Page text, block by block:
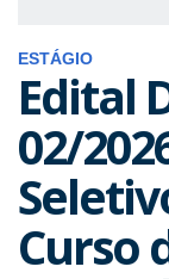
ESTÁGIO
Edital
02/
Curso